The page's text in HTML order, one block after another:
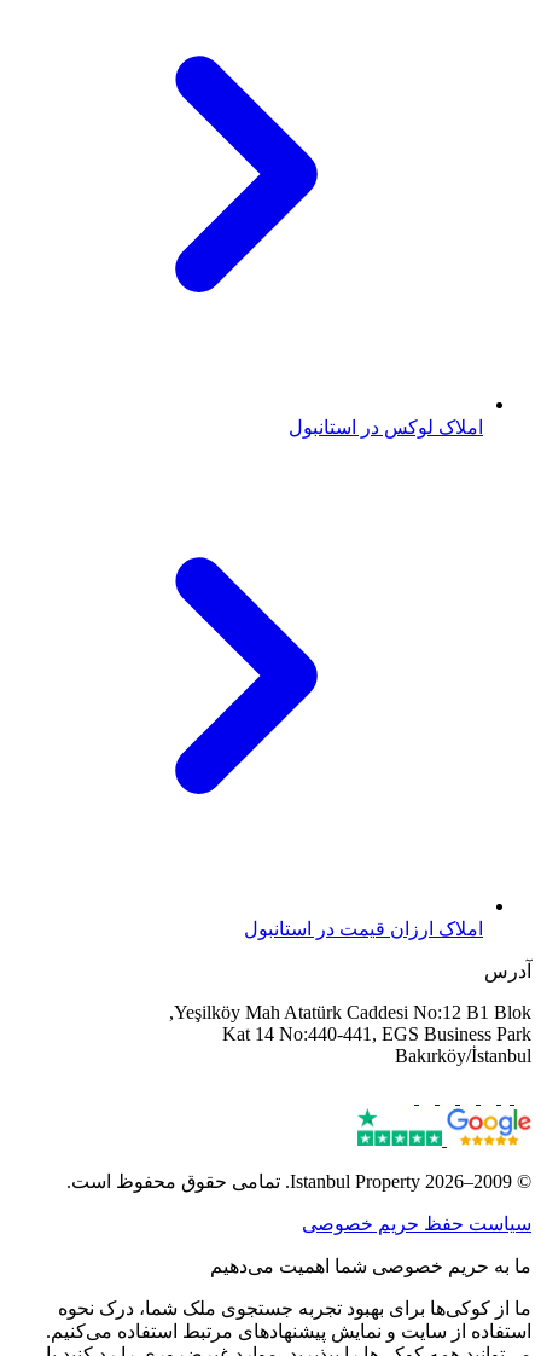
املاک لوکس در استانبول
املاک ارزان قیمت در استانبول
آدرس
Yeşilköy Mah Atatürk Caddesi No:12 B1 Blok,
Kat 14 No:440-441, EGS Business Park
Bakırköy/İstanbul
© 2009–2026 Istanbul Property. تمامی حقوق محفوظ است.
سیاست حفظ حریم خصوصی
ما به حریم خصوصی شما اهمیت می‌دهیم
ما از کوکی‌ها برای بهبود تجربه جستجوی ملک شما، درک نحوه
استفاده از سایت و نمایش پیشنهادهای مرتبط استفاده می‌کنیم.